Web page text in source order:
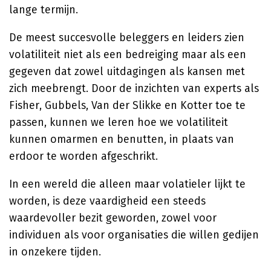
lange termijn.
De meest succesvolle beleggers en leiders zien
volatiliteit niet als een bedreiging maar als een
gegeven dat zowel uitdagingen als kansen met
zich meebrengt. Door de inzichten van experts als
Fisher, Gubbels, Van der Slikke en Kotter toe te
passen, kunnen we leren hoe we volatiliteit
kunnen omarmen en benutten, in plaats van
erdoor te worden afgeschrikt.
In een wereld die alleen maar volatieler lijkt te
worden, is deze vaardigheid een steeds
waardevoller bezit geworden, zowel voor
individuen als voor organisaties die willen gedijen
in onzekere tijden.